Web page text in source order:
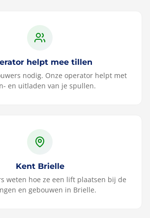
helpt mee tillen
nodig. Onze operator helpt met
en uitladen van je spullen.
Kent Brielle
weten hoe ze een lift plaatsen bij de
en gebouwen in Brielle.